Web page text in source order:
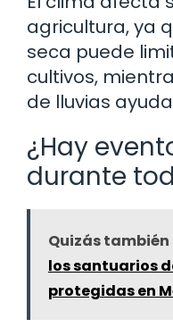
agricultura, ya
seca puede
cultivos,
de lluvias
¿Hay
durante
Quizás
los santuarios
protegidas en